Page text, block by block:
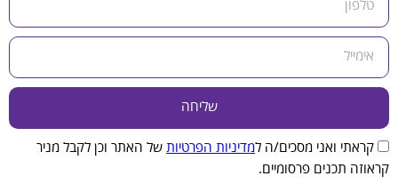
קראתי ואני מסכים/ה למדיניות הפרטיות של האתר וכן לקבל מניר
קראוזה תכנים פרסומיים.
שליחה